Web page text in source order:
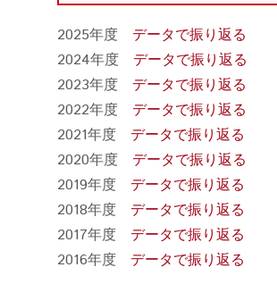
2025年度 データで振り返る
2024年度 データで振り返る
2023年度 データで振り返る
2022年度 データで振り返る
2021年度 データで振り返る
2020年度 データで振り返る
2019年度 データで振り返る
2018年度 データで振り返る
2017年度 データで振り返る
2016年度 データで振り返る